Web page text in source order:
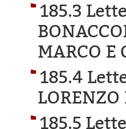
185.3
MARCO E
185.4
185.5